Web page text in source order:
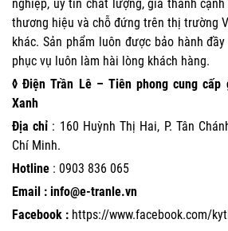
nghiệp, uy tín chất lượng, giá thành
thương hiệu và chỗ đứng trên thị trường
khác. Sản phẩm luôn được bảo hành
phục vụ luôn làm hài lòng khách hàng.
◊ Điện Trần Lê – Tiên phong cung cấp
Xanh
Địa chỉ : 160 Huỳnh Thị Hai, P. Tân
Chí Minh.
Hotline : 0903 836 065
Email : info@e-tranle.vn
Facebook : https://www.facebook.com/